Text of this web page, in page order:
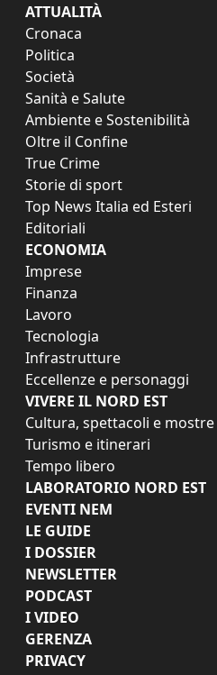
ATTUALITÀ
Cronaca
Politica
Società
Sanità e Salute
Ambiente e Sostenibilità
Oltre il Confine
True Crime
Storie di sport
Top News Italia ed Esteri
Editoriali
ECONOMIA
Imprese
Finanza
Lavoro
Tecnologia
Infrastrutture
Eccellenze e personaggi
VIVERE IL NORD EST
Cultura, spettacoli e mostre
Turismo e itinerari
Tempo libero
LABORATORIO NORD EST
EVENTI NEM
LE GUIDE
I DOSSIER
NEWSLETTER
PODCAST
I VIDEO
GERENZA
PRIVACY